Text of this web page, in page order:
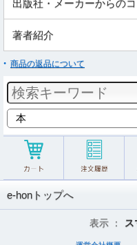
出版社・メーカーからの
著者紹介
商品の返品について
e-honトップへ
表示 ：